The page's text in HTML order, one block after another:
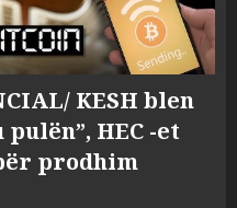
KESH blen
HEC -et
prodhim